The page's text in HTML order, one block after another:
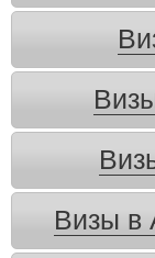
Визы в